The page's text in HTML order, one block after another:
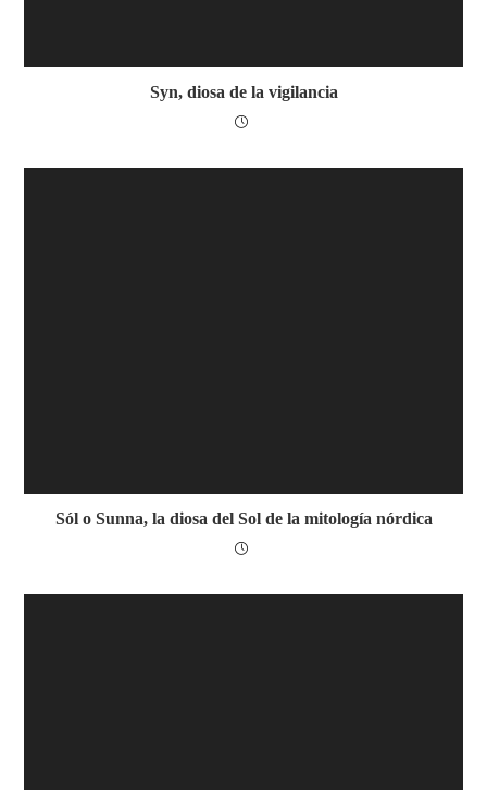
Syn, diosa de la vigilancia
Sól o Sunna, la diosa del Sol de la mitología nórdica